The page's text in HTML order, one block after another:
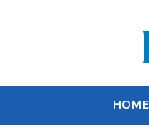
HOME